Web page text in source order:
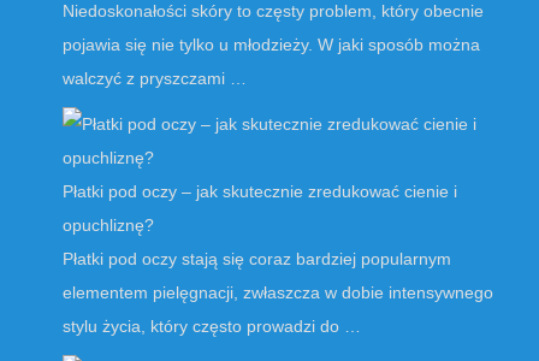
Niedoskonałości skóry to częsty problem, który obecnie
pojawia się nie tylko u młodzieży. W jaki sposób można
walczyć z pryszczami …
Płatki pod oczy – jak skutecznie zredukować cienie i
opuchliznę?
Płatki pod oczy stają się coraz bardziej popularnym
elementem pielęgnacji, zwłaszcza w dobie intensywnego
stylu życia, który często prowadzi do …